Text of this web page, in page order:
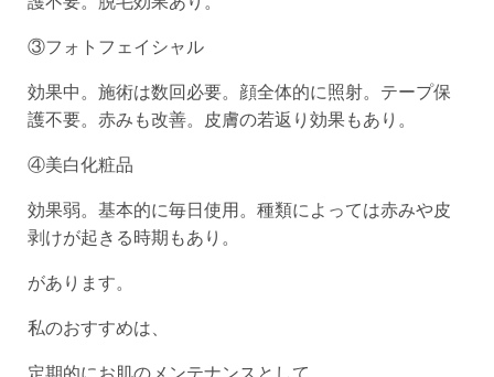
③フォトフェイシャル
効果中。施術は数回必要。顔全体的に照射。テープ保
護不要。赤みも改善。皮膚の若返り効果もあり。
④美白化粧品
効果弱。基本的に毎日使用。種類によっては赤みや皮
剥けが起きる時期もあり。
があります。
私のおすすめは、
定期的にお肌のメンテナンスとして